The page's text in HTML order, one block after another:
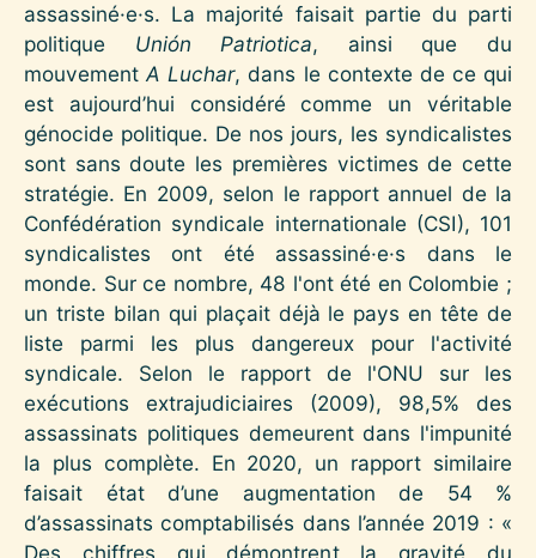
assassiné·e·s. La majorité faisait partie du parti
politique Unión Patriotica, ainsi que du
mouvementA Luchar, dans le contexte de ce qui
est aujourd’hui considéré comme un véritable
génocide politique. De nos jours, les syndicalistes
sont sans doute les premières victimes de cette
stratégie. En 2009, selon le rapport annuel de la
Confédération syndicale internationale (CSI), 101
syndicalistes ont été assassiné·e·s dans le
monde. Sur ce nombre, 48 l'ont été en Colombie ;
un triste bilan qui plaçait déjà le pays en tête de
liste parmi les plus dangereux pour l'activité
syndicale. Selon le rapport de l'ONU sur les
exécutions extrajudiciaires (2009), 98,5% des
assassinats politiques demeurent dans l'impunité
la plus complète. En 2020, un rapport similaire
faisait état d’une augmentation de 54 %
d’assassinats comptabilisés dans l’année 2019 : «